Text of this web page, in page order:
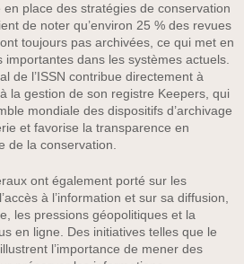
place des stratégies de conservation
de noter qu’environ 25 % des revues
toujours pas archivées, ce qui met en
dans les systèmes actuels.
de l’ISSN contribue directement à
la gestion de son registre Keepers, qui
mondiale des dispositifs d’archivage
et favorise la transparence en
de la conservation.
ont également porté sur les
à l’information et sur sa diffusion,
les pressions géopolitiques et la
en ligne. Des initiatives telles que le
l’importance de mener des